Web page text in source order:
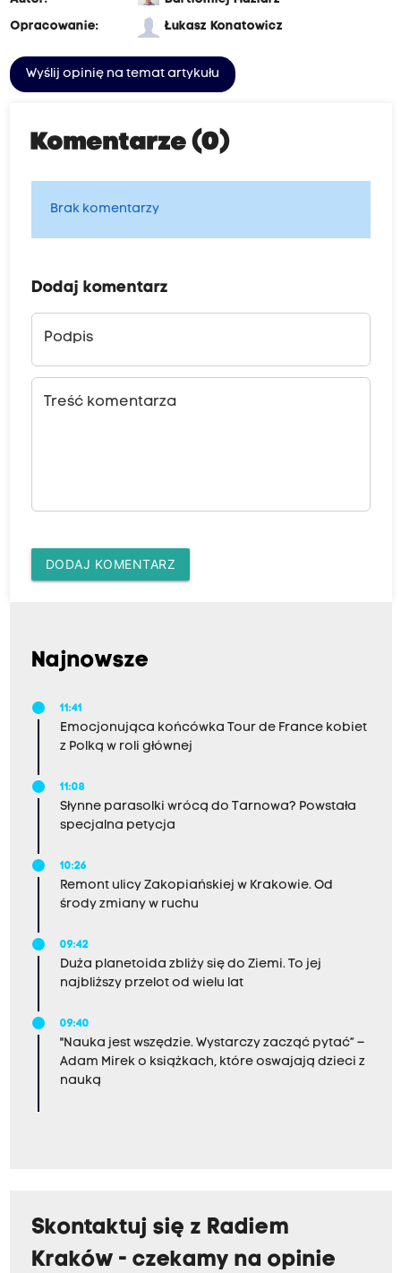
Opracowanie:
Łukasz Konatowicz
Wyślij opinię na temat artykułu
Komentarze (0)
Brak komentarzy
Dodaj komentarz
Podpis
Treść komentarza
DODAJ KOMENTARZ
Najnowsze
11:41
Emocjonująca końcówka Tour de France kobiet
z Polką w roli głównej
11:08
Słynne parasolki wrócą do Tarnowa? Powstała
specjalna petycja
10:26
Remont ulicy Zakopiańskiej w Krakowie. Od
środy zmiany w ruchu
09:42
Duża planetoida zbliży się do Ziemi. To jej
najbliższy przelot od wielu lat
09:40
"Nauka jest wszędzie. Wystarczy zacząć pytać” –
Adam Mirek o książkach, które oswajają dzieci z
nauką
Skontaktuj się z Radiem
Kraków - czekamy na opinie